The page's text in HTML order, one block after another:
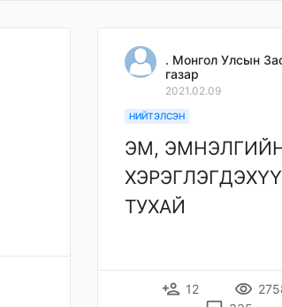
. Монгол Улсын
газар
2021.02.09
НИЙТЭЛСЭН
ЭМ,
ТУХАЙ
person_add 12 remove_red_eye